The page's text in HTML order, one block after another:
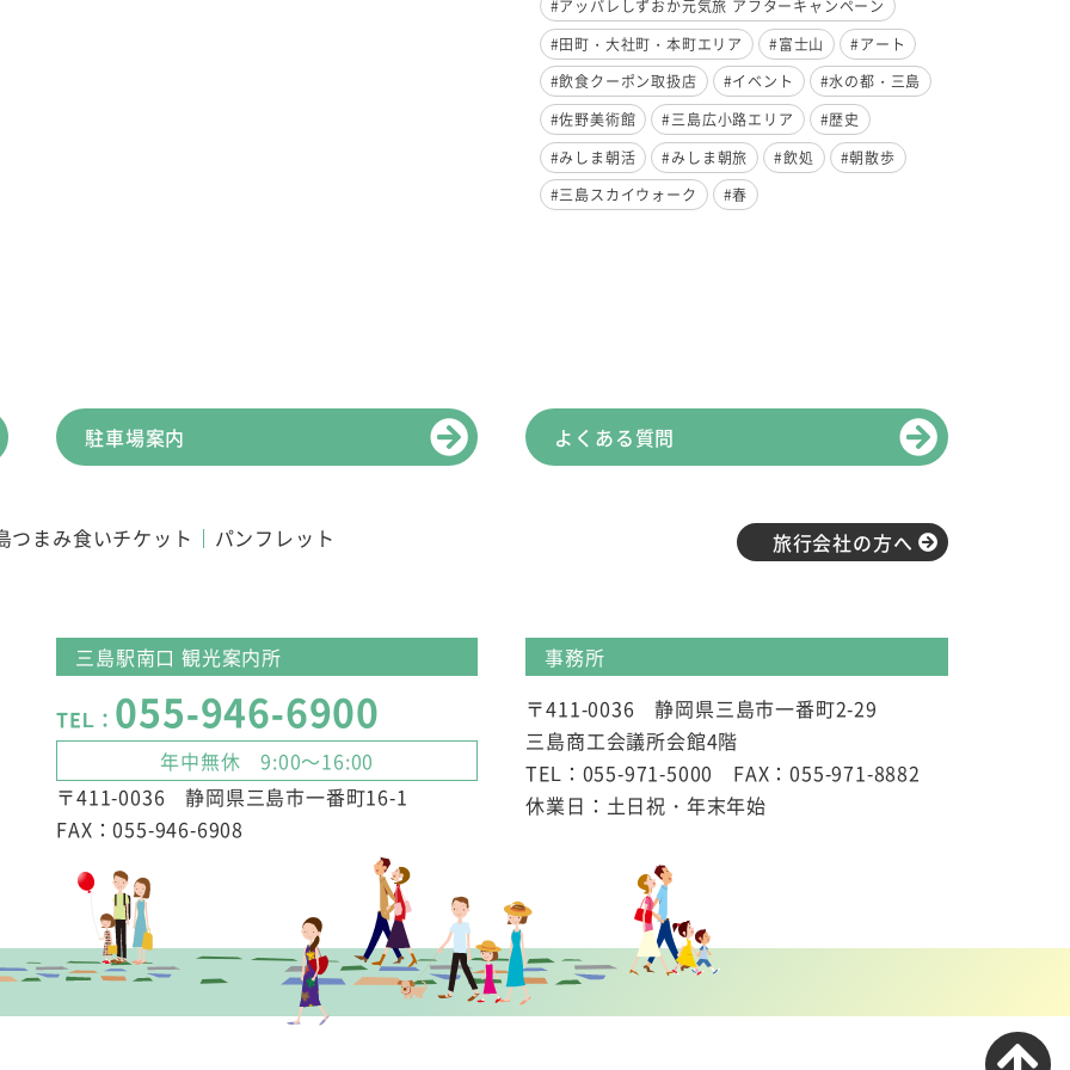
#アッパレしずおか元気旅 アフターキャンペーン
#田町・大社町・本町エリア
#富士山
#アート
#飲食クーポン取扱店
#イベント
#水の都・三島
#佐野美術館
#三島広小路エリア
#歴史
#みしま朝活
#みしま朝旅 #飲処
#朝散歩
#三島スカイウォーク
#春
駐車場案内 よくある質問
つまみ食いチケット パンフレット 旅行会社の方へ
三島駅南口 観光案内所
TEL： 055-946-6900
年中無休 9:00～16:00
〒411-0036 静岡県三島市一番町16-1
FAX：055-946-6908
事務所
〒411-0036 静岡県三島市一番町2-29
三島商工会議所会館4階
TEL：055-971-5000 FAX：055-971-8882
休業日：土日祝・年末年始